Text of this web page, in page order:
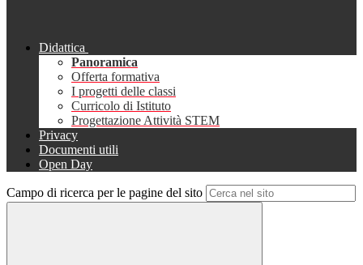
Didattica
Panoramica
Offerta formativa
I progetti delle classi
Curricolo di Istituto
Progettazione Attività STEM
Privacy
Documenti utili
Open Day
Campo di ricerca per le pagine del sito